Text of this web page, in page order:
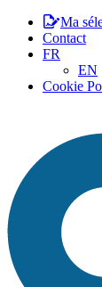
Ma
Contact
FR
EN
Cookie